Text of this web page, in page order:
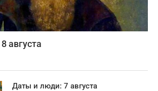
августа
Даты и люди: 7 августа